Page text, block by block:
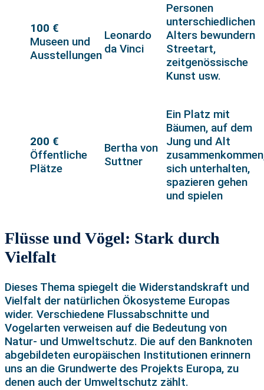
100 €
Museen und
Ausstellungen
Leonardo
da Vinci
Personen
unterschiedlichen
Alters bewundern
Streetart,
zeitgenössische
Kunst usw.
200 €
Öffentliche
Plätze
Bertha von
Suttner
Ein Platz mit
Bäumen, auf dem
Jung und Alt
sich unterhalten,
spazieren gehen
und spielen
Flüsse und Vögel: Stark durch
Vielfalt
Dieses Thema spiegelt die Widerstandskraft und
Vielfalt der natürlichen Ökosysteme Europas
wider. Verschiedene Flussabschnitte und
Vogelarten verweisen auf die Bedeutung von
Natur- und Umweltschutz. Die auf den Banknoten
abgebildeten europäischen Institutionen erinnern
uns an die Grundwerte des Projekts Europa, zu
denen auch der Umweltschutz zählt.